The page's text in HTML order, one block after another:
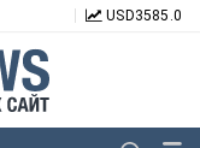
USD3585.0